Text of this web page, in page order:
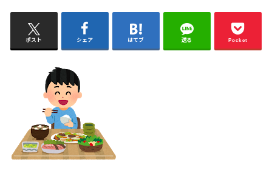
ポスト シェア はてブ 送る Pocket